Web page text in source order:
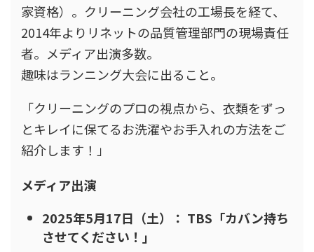
家資格）。クリーニング会社の工場長を経て、
2014年よりリネットの品質管理部門の現場責任
者。メディア出演多数。
趣味はランニング大会に出ること。
「クリーニングのプロの視点から、衣類をずっ
とキレイに保てるお洗濯やお手入れの方法をご
紹介します！」
メディア出演
2025年5月17日（土）： TBS「カバン持ち
させてください！」